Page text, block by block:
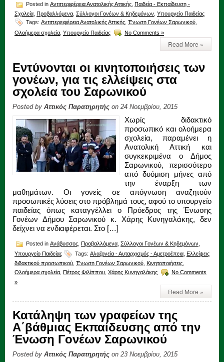
Posted in Αντιπεριφέρεια Ανατολικής Αττικής Παιδεία - Εκπαίδευση -
Σχολεία Προβαλλόμενα Σύλλογοι Γονέων & Κηδεμόνων Υπουργείο Παιδείας
Tags: Αντιπερειφέρεια Ανατολικής Αττικής Ένωση Γονέων Σαρωνικού
Ολοήμερα σχολεία Υπουργείο Παιδείας No Comments »
Read More »
Εντύνονται οι κινητοποιήσεις των
γονέων, για τις ελλείψεις στα
σχολεία του Σαρωνικού
Posted by Αττικός Παρατηρητής on 24 Νοεμβρίου, 2015
Χωρίς διδακτικό
προσωπικό και ολοήμερα
σχολεία, παραμένει η
Ανατολική Αττική και
συγκεκριμένα ο Δήμος
Σαρωνικού, περισσότερο
από δυόμιση μήνες από
την έναρξη των
μαθημάτων. Οι γονείς σε απόγνωση αναζητούν
προσωπικές λύσεις στο πρόβλημά τους, αφού το υπουργείο
παιδείας όπως καταγγέλλει ο Πρόεδρος της Ένωσης
Γονέων Δήμου Σαρωνικού κ. Χάρης Κυνηγαλάκης, δεν
δείχνει να ενδιαφέρεται. Στο […]
Posted in Ανάβυσσος Προβαλλόμενα Σύλλογοι Γονέων & Κηδεμόνων
Υπουργείο Παιδείας
Tags: Αλαζονεία - Αυταρχισμός - Αμετροέπεια Ελλείψεις
διδακτικού προσωπικού Ένωση Γονέων Σαρωνικού Κινητοποιήσεις
Ολοήμερα σχολεία Πέτρος Φιλίππου Χάρης Κυνηγαλάκης
No Comments
»
Read More »
Κατάληψη των γραφείων της
Α΄βάθμιας Εκπαίδευσης από την
Ένωση Γονέων Σαρωνικού
Posted by Αττικός Παρατηρητής on 23 Νοεμβρίου, 2015